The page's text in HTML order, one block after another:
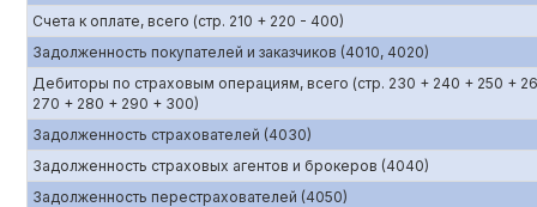
Счета к оплате, всего (стр. 210 + 220 - 400)
Задолженность покупателей и заказчиков (4010, 4020)
Дебиторы по страховым операциям, всего (стр. 230 + 240 + 250 +
270 + 280 + 290 + 300)
Задолженность страхователей (4030)
Задолженность страховых агентов и брокеров (4040)
Задолженность перестрахователей (4050)